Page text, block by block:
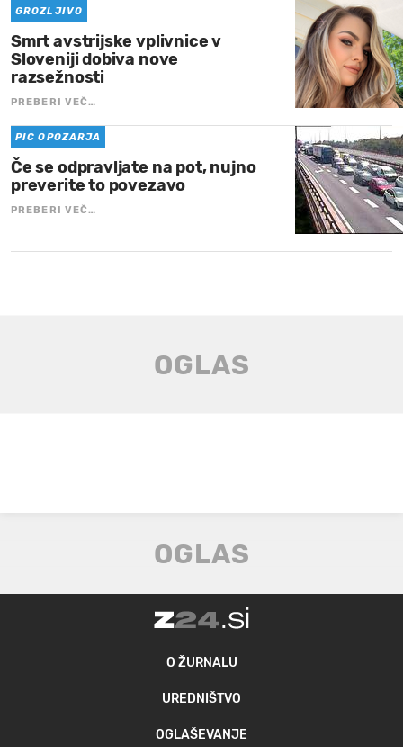
GROZLJIVO
Smrt avstrijske vplivnice v
Sloveniji dobiva nove
razsežnosti
PREBERI VEČ…
PIC OPOZARJA
Če se odpravljate na pot, nujno
preverite to povezavo
PREBERI VEČ…
O ŽURNALU
UREDNIŠTVO
OGLAŠEVANJE